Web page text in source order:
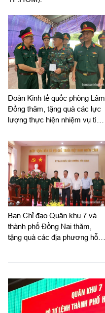
Đoàn Kinh tế quốc phòng Lâm
Đồng thăm, tặng quà các lực
lượng thực hiện nhiệm vụ tìm
Ban Chỉ đạo Quân khu 7 và
thành phố Đồng Nai thăm,
tặng quà các địa phương hỗ